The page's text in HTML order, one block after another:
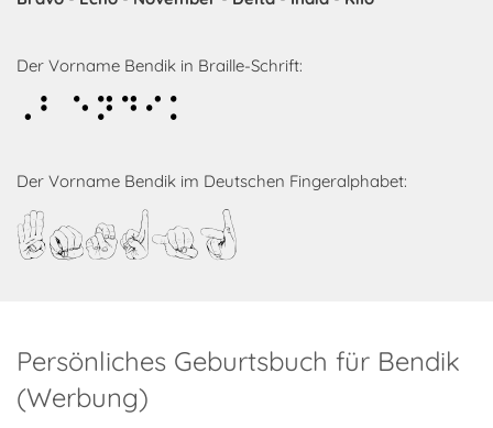
Der Vorname Bendik in Braille-Schrift:
Bendik
Der Vorname Bendik im Deutschen Fingeralphabet:
Bendik
Persönliches Geburtsbuch für Bendik
(Werbung)